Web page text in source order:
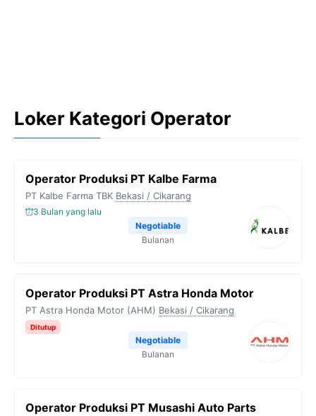
Loker Kategori Operator
Operator Produksi PT Kalbe Farma
PT Kalbe Farma TBK Bekasi / Cikarang
3 Bulan yang lalu
Negotiable
Bulanan
Operator Produksi PT Astra Honda Motor
PT Astra Honda Motor (AHM) Bekasi / Cikarang
Ditutup
Negotiable
Bulanan
Operator Produksi PT Musashi Auto Parts